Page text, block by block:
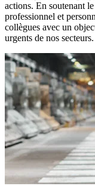
actions. En soutenant
professionnel et
collègues avec un
urgents de nos secteurs.